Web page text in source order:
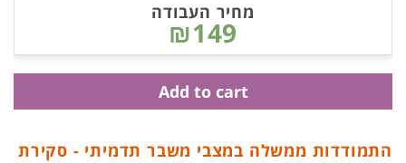
התמודדות ממשלה במצבי משבר תדמיתי - סקירת
מחיר העבודה
₪149
Add to cart